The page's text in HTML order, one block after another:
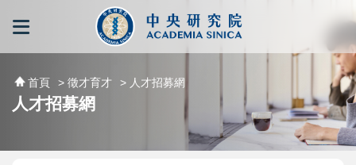
跳到主要內容區塊
首頁 > 徵才育才 > 人才招募網
人才招募網